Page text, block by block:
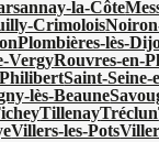
la-Côte
Crimolois
Plombières-lès-
VergyRouvres-en-
Saint-Seine-
lès-Beaune
TillenayTréclun
Villers-les-Pots